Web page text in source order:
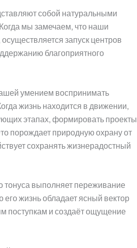
собой натуральными
мы замечаем, что наши
запуск центров
благоприятного
умением воспринимать
жизнь находится в движении,
этапах, формировать проекты
порождает природную охрану от
сохранять жизнерадостный
выполняет переживание
его жизнь обладает ясный вектор
поступкам и создаёт ощущение